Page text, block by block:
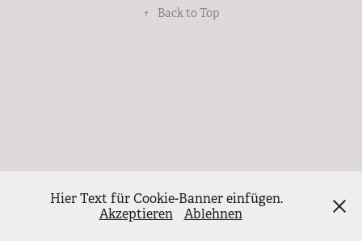
↑ Back to Top
Hier Text für Cookie-Banner einfügen.
Akzeptieren
Ablehnen